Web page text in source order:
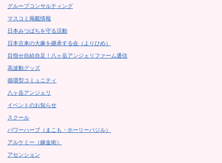
グループコンサルティング
マスコミ掲載情報
日本みつばちを守る活動
日本古来の大麻を継承する会（よりひめ）
目指せ自給自足！八ヶ岳アンジェリファーム通信
高波動グッズ
循環型コミュニティ
八ヶ岳アンジェリ
イベントのお知らせ
スクール
パワーハーブ（まこも・ホーリーバジル）
アルケミー（錬金術）
アセンション